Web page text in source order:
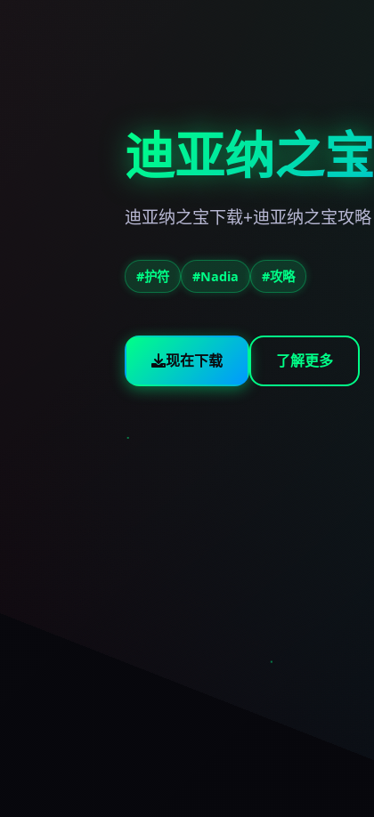
迪亚纳之宝
迪亚纳之宝下载+迪亚纳之宝攻略
#护符 #Nadia #攻略
现在下载 了解更多